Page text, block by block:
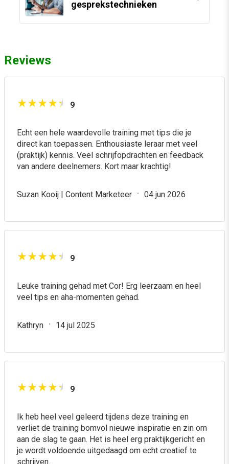
gesprekstechnieken
Reviews
9
Echt een hele waardevolle training met tips die je
direct kan toepassen. Enthousiaste leraar met veel
(praktijk) kennis. Veel schrijfopdrachten en feedback
van andere deelnemers. Kort maar krachtig!
Suzan Kooij | Content Marketeer 04 jun 2026
9
Leuke training gehad met Cor! Erg leerzaam en heel
veel tips en aha-momenten gehad.
Kathryn 14 jul 2025
9
Ik heb heel veel geleerd tijdens deze training en
verliet de training bomvol nieuwe inspiratie en zin om
aan de slag te gaan. Het is heel erg praktijkgericht en
je wordt voldoende uitgedaagd om echt creatief te
schrijven.